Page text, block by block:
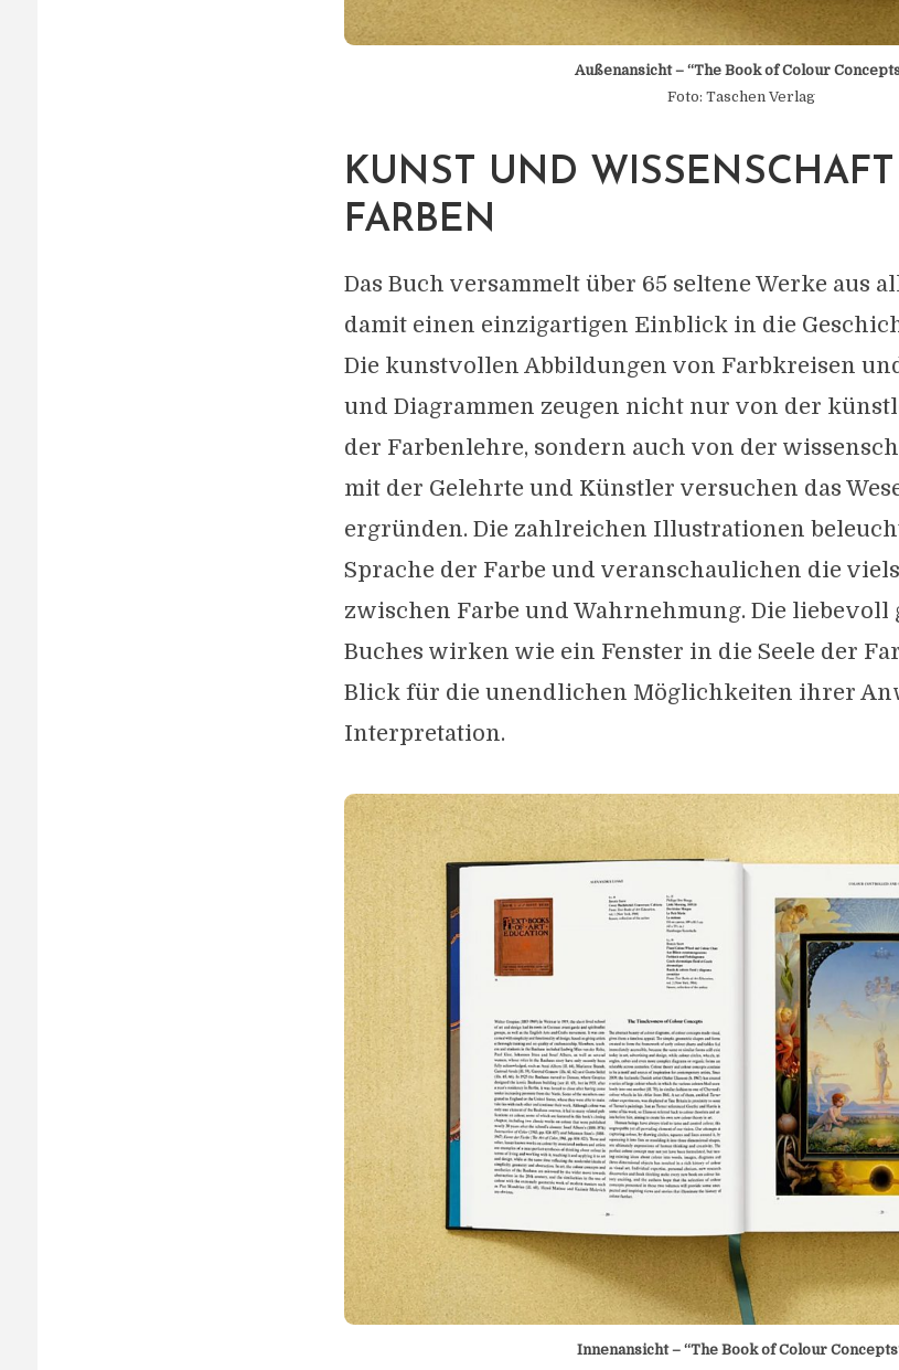
Außenansicht – “The Book of Colour
Foto: Taschen Verlag
KUNST UND
FARBEN
Das Buch versammelt über 65 seltene Werke aus
damit einen einzigartigen Einblick in die
Die kunstvollen Abbildungen von Farbkreisen
und Diagrammen zeugen nicht nur von der
der Farbenlehre, sondern auch von der
mit der Gelehrte und Künstler versuchen das
ergründen. Die zahlreichen Illustrationen
Sprache der Farbe und veranschaulichen die
zwischen Farbe und Wahrnehmung. Die liebevoll
Buches wirken wie ein Fenster in die Seele der
Blick für die unendlichen Möglichkeiten ihrer
Interpretation.
Innenansicht – “The Book of Colour Concepts